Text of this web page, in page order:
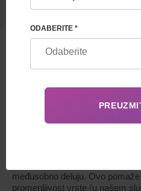
međusobno deluju. Ovo
promenljivost vrste (u našem
ODABERITE *